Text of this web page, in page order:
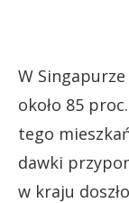
W
około 85
tego
dawki
w kraju